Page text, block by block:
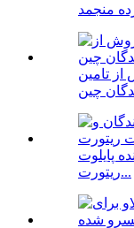
منجمد
تامین
چین
پایلوت
ریتورت...